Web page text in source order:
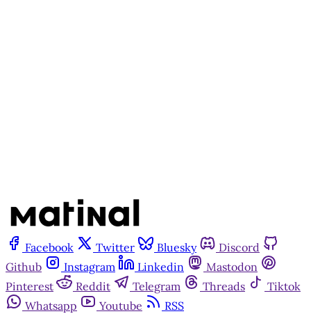
Facebook Twitter Bluesky
Discord
Github
Instagram Linkedin
Mastodon
Pinterest
Reddit Telegram Threads
Tiktok
Whatsapp
Youtube
RSS